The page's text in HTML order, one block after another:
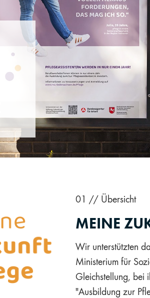
01 // Übersicht
MEINE
Wir unterstützten
Ministerium für
Gleichstellung, bei
"Ausbildung zur